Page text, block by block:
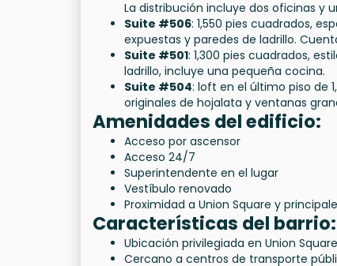
La distribución incluye dos oficinas y
Suite #506: 1,550 pies cuadrados,
expuestas y paredes de ladrillo.
Suite #501: 1,300 pies cuadrados,
ladrillo, incluye una pequeña cocina.
Suite #504: loft en el último piso de
originales de hojalata y ventanas
Amenidades del edificio:
Acceso por ascensor
Acceso 24/7
Superintendente en el lugar
Vestíbulo renovado
Proximidad a Union Square y
Características del barrio:
Ubicación privilegiada en Union
Cercano a centros de transporte